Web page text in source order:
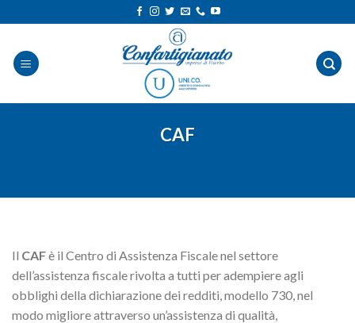
ai
contenuti
CAF
Il CAFè il Centro di Assistenza Fiscale nel settore
dell’assistenza fiscale rivolta a tutti per adempiere agli
obblighi della dichiarazione dei redditi, modello 730, nel
modo migliore attraverso un’assistenza di qualità,